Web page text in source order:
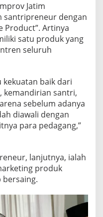
E
N
D
U
N
Jatim
santripreneur dengan
Product”. Artinya
satu produk yang
seluruh
kekuatan baik dari
kemandirian santri,
sebelum adanya
diawali dengan
para pedagang,”
lanjutnya, ialah
produk
bersaing.